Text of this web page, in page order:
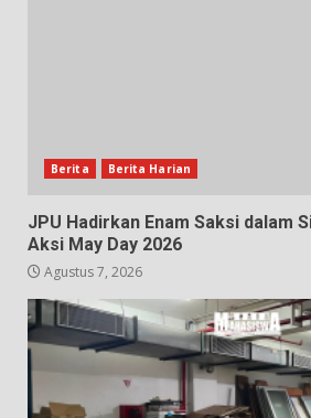
Berita Berita Harian
JPU Hadirkan Enam Saksi dalam
Aksi May Day 2026
Agustus 7, 2026